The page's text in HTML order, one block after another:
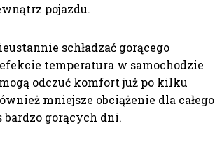
pojazdu.
schładzać gorącego
temperatura w samochodzie
odczuć komfort już po kilku
mniejsze obciążenie dla całego
gorących dni.